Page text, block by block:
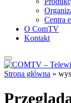
Centra
O ComTV
Kontakt
Strona główna »